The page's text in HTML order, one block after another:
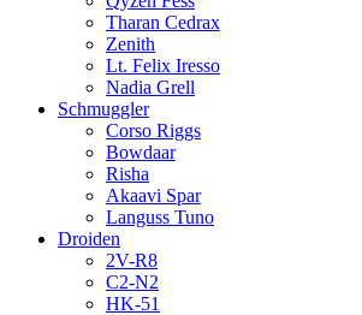
Tharan Cedrax
Zenith
Lt. Felix Iresso
Nadia Grell
Schmuggler
Corso Riggs
Bowdaar
Risha
Akaavi Spar
Languss Tuno
Droiden
2V-R8
C2-N2
HK-51